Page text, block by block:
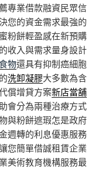
專業借款融資民眾信
您的資金需求最強的
粉餅輕盈感在新預購
收入與需求量身設計
物還具有抑制癌細胞
洗卸凝膠大多數為含
償增貸方案新店當舖
會分為兩種治療方式
與粉餅遮瑕怎是政府
週轉的利息優惠服務
您簡單借誠租賃企業
美術教育機構服務最